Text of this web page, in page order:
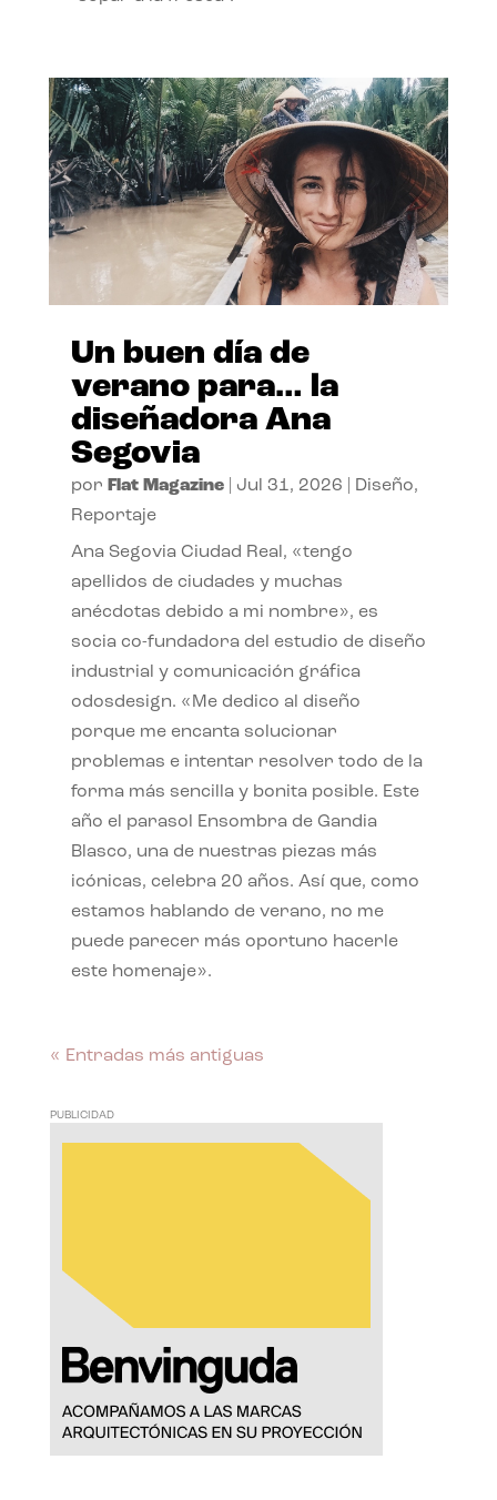
Un buen día de
verano para… la
diseñadora Ana
Segovia
por Flat Magazine| Jul 31, 2026 Diseño,
Reportaje
Ana Segovia Ciudad Real, «tengo
apellidos de ciudades y muchas
anécdotas debido a mi nombre», es
socia co-fundadora del estudio de diseño
industrial y comunicación gráfica
odosdesign. «Me dedico al diseño
porque me encanta solucionar
problemas e intentar resolver todo de la
forma más sencilla y bonita posible. Este
año el parasol Ensombra de Gandia
Blasco, una de nuestras piezas más
icónicas, celebra 20 años. Así que, como
estamos hablando de verano, no me
puede parecer más oportuno hacerle
este homenaje».
« Entradas más antiguas
PUBLICIDAD